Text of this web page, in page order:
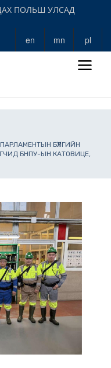
ПОЛЬШ УЛСАД
en mn pl
БҮЛГИЙН
БНПУ-ЫН КАТОВИЦЕ,